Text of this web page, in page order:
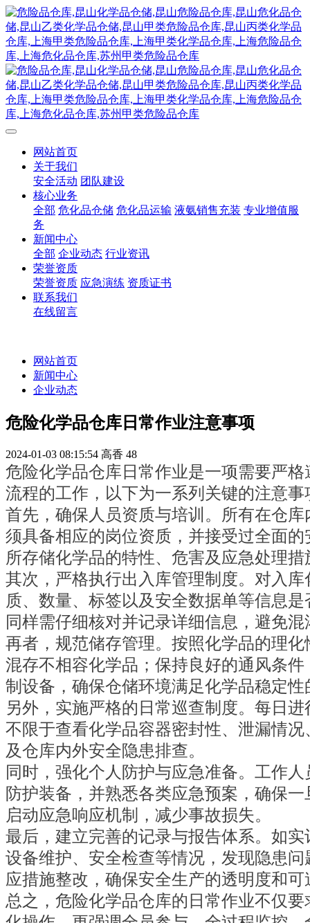
网站首页
关于我们
安全活动 团队建设
核心业务
全部 危化品仓储 危化品运输 液氨销售充装 专业增值服
务
新闻中心
全部 企业动态 行业资讯
荣誉资质
荣誉资质 应急演练 资质证书
联系我们
在线留言
网站首页
新闻中心
企业动态
危险化学品仓库日常作业注意事项
2024-01-03 08:15:54 高香 48
危险化学品仓库日常作业是一项需要严
流程的工作，以下为一系列关键的注意事
首先，确保人员资质与培训。所有在仓
须具备相应的岗位资质，并接受过全面
所存储化学品的特性、危害及应急处理措
其次，严格执行出入库管理制度。对入
质、数量、标签以及安全数据单等信息
同样需仔细核对并记录详细信息，避免
再者，规范储存管理。按照化学品的理
混存不相容化学品；保持良好的通风条
制设备，确保仓储环境满足化学品稳定性
另外，实施严格的日常巡查制度。每日
不限于查看化学品容器密封性、泄漏情
及仓库内外安全隐患排查。
同时，强化个人防护与应急准备。工作
防护装备，并熟悉各类应急预案，确保
启动应急响应机制，减少事故损失。
最后，建立完善的记录与报告体系。如
设备维护、安全检查等情况，发现隐患
应措施整改，确保安全生产的透明度和可
总之，危险化学品仓库的日常作业不仅